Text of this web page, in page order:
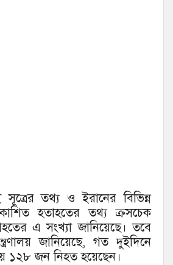
তথ্য ও ইরানের বিভিন্ন
হতাহতের তথ্য ক্রসচেক
এ সংখ্যা জানিয়েছে। তবে
জানিয়েছে, গত দুইদিনে
১২৮ জন নিহত হয়েছেন।